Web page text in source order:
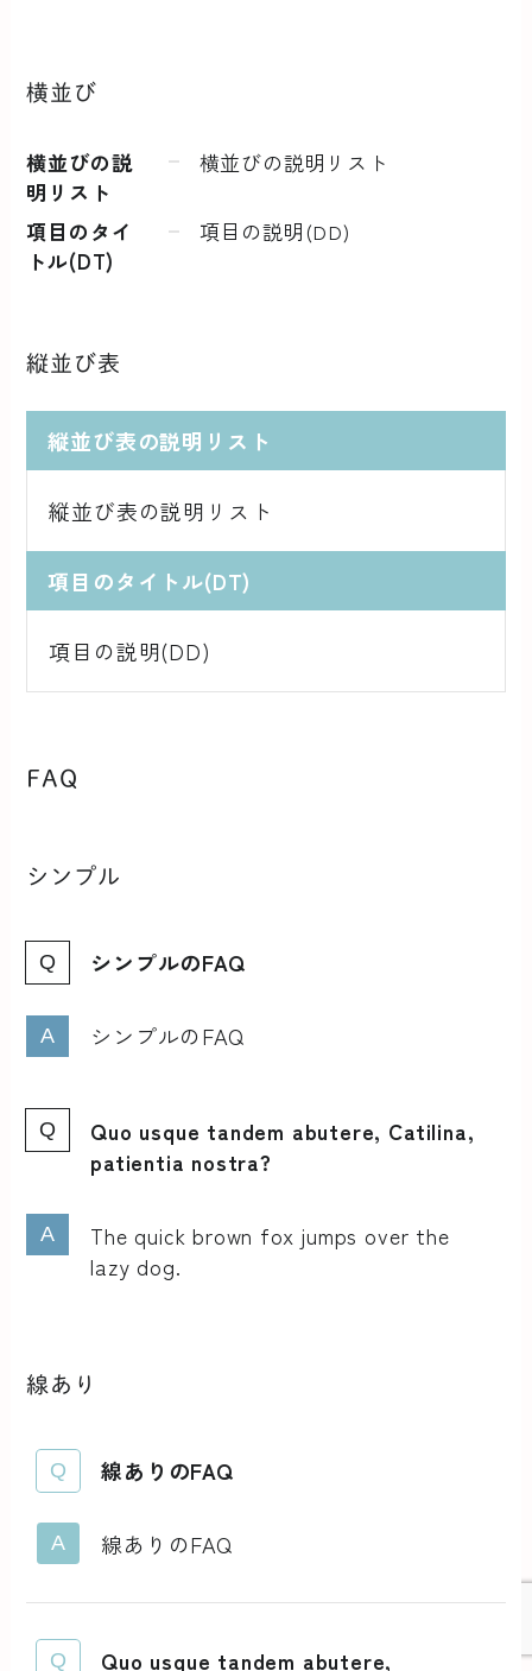
横並び
横並びの説
明リスト
横並びの説明リスト
項目のタイ
トル(DT)
項目の説明(DD)
縦並び表
縦並び表の説明リスト
縦並び表の説明リスト
項目のタイトル(DT)
項目の説明(DD)
FAQ
シンプル
シンプルのFAQ
シンプルのFAQ
Quo usque tandem abutere, Catilina,
patientia nostra?
The quick brown fox jumps over the
lazy dog.
線あり
線ありのFAQ
線ありのFAQ
Quo usque tandem abutere,